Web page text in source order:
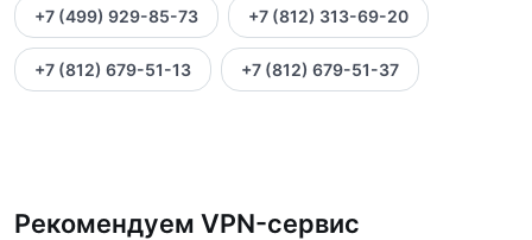
+7 (499) 929-85-73 +7 (812) 313-69-20
+7 (812) 679-51-13 +7 (812) 679-51-37
Рекомендуем VPN-сервис